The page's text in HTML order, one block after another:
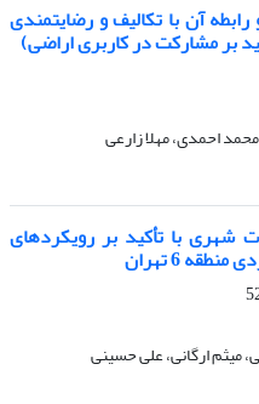
آن با تکالیف و رضایتمندی
بر مشارکت در کاربری اراضی)
احمدی، مهلا زارعی
شهری با تأکید بر رویکردهای
6 تهران
میثم ارگانی، علی حسینی